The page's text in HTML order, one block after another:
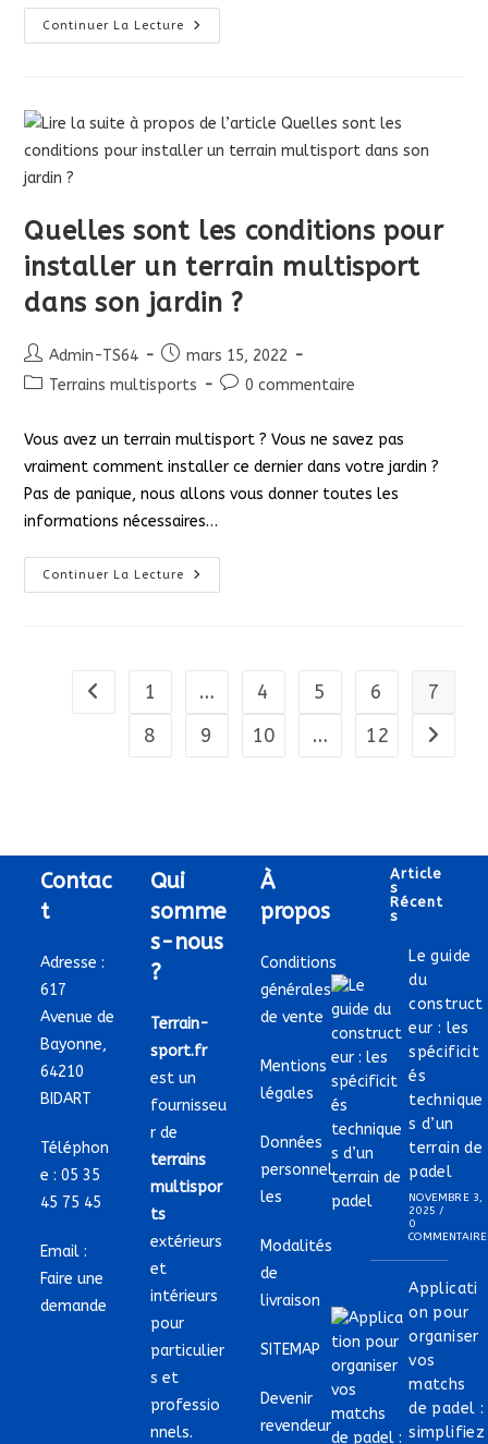
Continuer La Lecture
Quelle
Est
D’un
Terrain
Multisport
Quelles sont les conditions pour
installer un terrain multisport
dans son jardin ?
Auteur/autrice
de
Admin-TS64
Publication
publiée :
mars 15, 2022
PostTerrains multisports
Commentaires
publication :
0 commentaire
Vous avez un terrain multisport ? Vous ne savez pas
vraiment comment installer ce dernier dans votre jardin ?
Pas de panique, nous allons vous donner toutes les
informations nécessaires…
Continuer La Lecture
Quelles
Sont
Multisport
Son
Jardin
Go to the previous page
1 … 4 5 6
7
8
9 10 … 12 Aller à
Contac
t
Adresse :
617
Avenue de
Bayonne,
64210
BIDART
Téléphon
e :05 35
45 75 45
Email :
Faire une
demande
Qui
somme
s-nous
?
Terrain-
sport.fr
est un
fournisseu
r de
terrains
multispor
ts
extérieurs
et
intérieurs
pour
particulier
s et
professio
nnels.
À
propos
Conditions
générales
de vente
Mentions
légales
Données
personnel
les
Modalités
de
livraison
SITEMAP
Devenir
revendeur
Article
S
Récent
S
Le guide
du
construct
eur : les
spécificit
és
technique
s d’un
terrain de
padel
NOVEMBRE 3,
2025 /
0
COMMENTAIRE
Applicati
on pour
organiser
vos
matchs
de padel :
simplifiez